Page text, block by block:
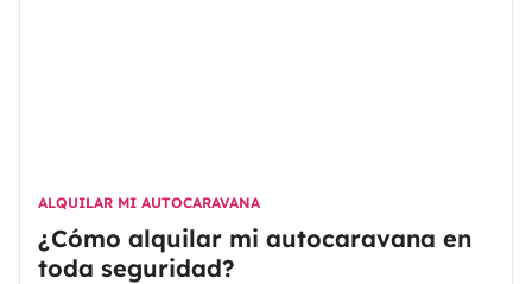
ALQUILAR MI AUTOCARAVANA
¿Cómo alquilar mi autocaravana en
toda seguridad?